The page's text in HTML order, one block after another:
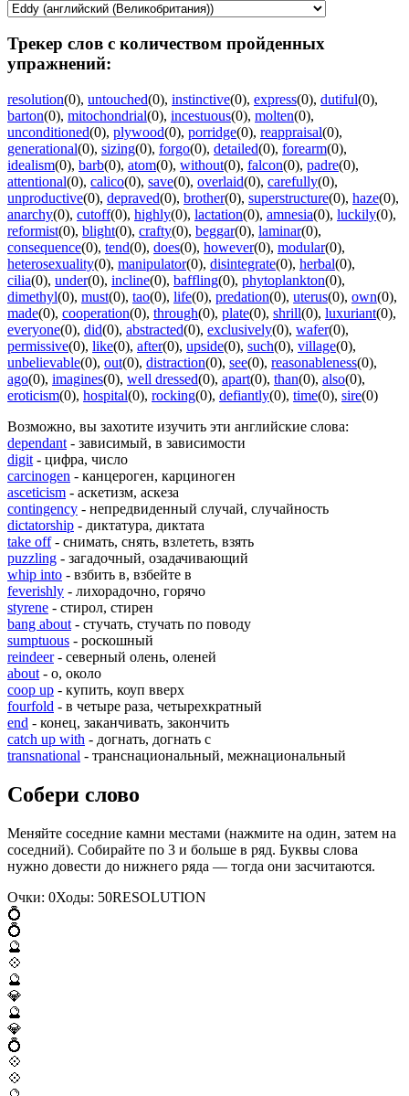
Трекер слов с количеством пройденных
упражнений:
resolution(0), untouched(0), instinctive(0), express(0), dutiful(0),
barton(0), mitochondrial(0), incestuous(0), molten(0),
unconditioned(0), plywood(0), porridge(0), reappraisal(0),
generational(0), sizing(0), forgo(0), detailed(0), forearm(0),
idealism(0), barb(0), atom(0), without(0), falcon(0), padre(0),
attentional(0), calico(0), save(0), overlaid(0), carefully(0),
unproductive(0), depraved(0), brother(0), superstructure(0), haze(0),
anarchy(0), cutoff(0), highly(0), lactation(0), amnesia(0), luckily(0),
reformist(0), blight(0), crafty(0), beggar(0), laminar(0),
consequence(0), tend(0), does(0), however(0), modular(0),
heterosexuality(0), manipulator(0), disintegrate(0), herbal(0),
cilia(0), under(0), incline(0), baffling(0), phytoplankton(0),
dimethyl(0), must(0), tao(0), life(0), predation(0), uterus(0), own(0),
made(0), cooperation(0), through(0), plate(0), shrill(0), luxuriant(0),
everyone(0), did(0), abstracted(0), exclusively(0), wafer(0),
permissive(0), like(0), after(0), upside(0), such(0), village(0),
unbelievable(0), out(0), distraction(0), see(0), reasonableness(0),
ago(0), imagines(0), well dressed(0), apart(0), than(0), also(0),
eroticism(0), hospital(0), rocking(0), defiantly(0), time(0), sire(0)
Возможно, вы захотите изучить эти английские слова:
dependant - зависимый, в зависимости
digit - цифра, число
carcinogen - канцероген, карциноген
asceticism - аскетизм, аскеза
contingency - непредвиденный случай, случайность
dictatorship - диктатура, диктата
take off- снимать, снять, взлететь, взять
puzzling - загадочный, озадачивающий
whip into - взбить в, взбейте в
feverishly - лихорадочно, горячо
styrene - стирол, стирен
bang about - стучать, стучать по поводу
sumptuous - роскошный
reindeer- северный олень, оленей
about - о, около
coop up - купить, коуп вверх
fourfold - в четыре раза, четырехкратный
end - конец, заканчивать, закончить
catch up with - догнать, догнать с
transnational - транснациональный, межнациональный
Собери слово
Меняйте соседние камни местами (нажмите на один, затем на
соседний). Собирайте по 3 и больше в ряд. Буквы слова
нужно довести до нижнего ряда — тогда они засчитаются.
Очки: 0Ходы: 50RESOLUTION
💍
💍
🔮
💠
🔮
💎
🔮
💎
💍
💠
💠